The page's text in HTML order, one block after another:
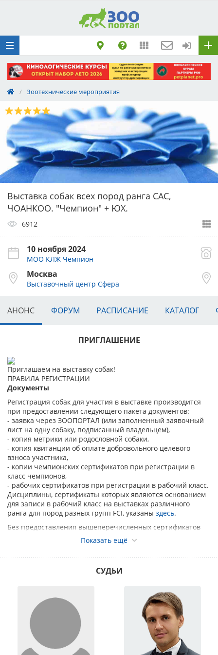
/ Зоотехнические мероприятия
Выставка собак всех пород ранга САС,
ЧОАНКОО. "Чемпион" + ЮХ.
6912
10 ноября 2024
МОО КЛЖ Чемпион
Москва
Выставочный центр Сфера
АНОНС ФОРУМ РАСПИСАНИЕ КАТАЛОГ
ПРИГЛАШЕНИЕ
Приглашаем на выставку собак!
ПРАВИЛА РЕГИСТРАЦИИ
Документы
Регистрация собак для участия в выставке производится
при предоставлении следующего пакета документов:
- заявка через ЗООПОРТАЛ (или заполненный заявочный
лист на одну собаку, подписанный владельцем),
- копия метрики или родословной собаки,
- копия квитанции об оплате добровольного целевого
взноса участника,
- копии чемпионских сертификатов при регистрации в
класс чемпионов,
- рабочих сертификатов при регистрации в рабочий класс.
Дисциплины, сертификаты которых являются основанием
для записи в рабочий класс на выставках различного
ранга для пород разных групп FCI, указаны здесь.
Без предоставления вышеперечисленных сертификатов
регистрация на выставку будет производиться в открытый
рабочий, чемпионов, производится только по родословной
Ответственность за правильность предоставленных
данных о собаке несёт заявитель.
Исправления и дополнения в заявочном листе не
допускаются. Перевод собаки из класса в класс не
допускается.
Требования к заявке
Показать ещё
СУДЬИ
метрики
Поездку
Обращение